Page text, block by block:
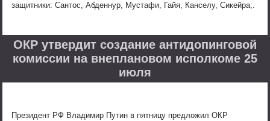
защитники: Сантос, Абденнур, Мустафи, Гайя, Канселу, Сикейра;.
ОКР утвердит создание антидопинговой
комиссии на внеплановом исполкоме 25
июля
Президент РФ Владимир Путин в пятницу предложил ОКР